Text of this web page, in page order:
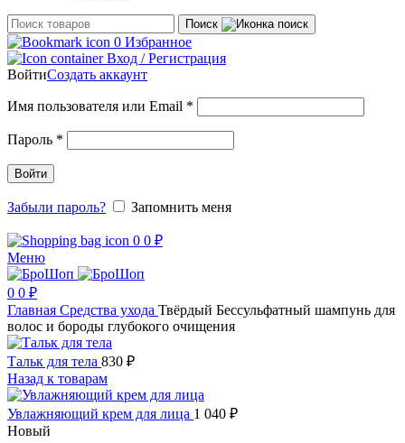
Поиск
0 Избранное
Вход / Регистрация
ВойтиСоздать аккаунт
Имя пользователя или Email *
Пароль *
Войти
Забыли пароль? Запомнить меня
0 0 ₽
Меню
0 0 ₽
Главная Средства ухода Твёрдый Бессульфатный шампунь для
волос и бороды глубокого очищения
Тальк для тела 830 ₽
Назад к товарам
Увлажняющий крем для лица 1 040 ₽
Новый